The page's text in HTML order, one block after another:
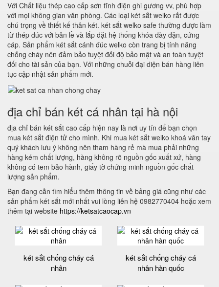
Với Chất liệu thép cao cấp sơn tĩnh điện ghi gương vv, phù hợp
với mọi không gian văn phòng. Các loại két sắt welko rất được
chú trọng về thiết kế thân két. két sắt welko safe thường được làm
từ thép đúc với bản lề và lắp đặt hệ thống khóa dày dặn, cứng
cáp. Sản phẩm két sắt cánh đúc welko còn trang bị tính năng
chống cháy nên đảm bảo tuyệt đối độ bảo mật và an toàn tuyệt
đối cho tài sản của bạn. Với những chuỗi đại diện bán hàng liên
tục cập nhật sản phẩm mới.
địa chỉ bán két cá nhân tại hà nội
địa chỉ bán két sắt cao cấp hiện nay là nơi uy tín để bạn chọn
mua két sắt điện tử cho mình. Khi mua két sắt welko khoá vân tay
quý khách lưu ý không nên tham hàng rẻ mà mua phải những
hàng kém chất lượng, hàng không rõ nguồn gốc xuất xứ, hàng
không có tem bảo hành, giấy tờ chứng minh nguồn gốc chất
lượng sản phẩm.
Bạn đang cần tìm hiểu thêm thông tin về bảng giá cũng như các
sản phẩm két sắt mới nhất vui lòng liên hệ 0982770404 hoặc xem
thêm tại website https://ketsatcaocap.vn
két sắt chống cháy cá
nhân
két sắt chống cháy cá
nhân hàn quốc